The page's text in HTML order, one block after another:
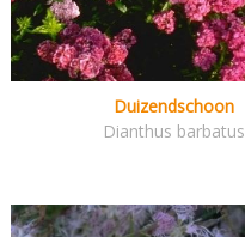
Duizendschoon
Dianthus barbatus